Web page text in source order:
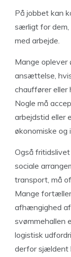
På jobbet kan
særligt for dem,
med arbejde.
Mange oplever
ansættelse,
chauffører eller
Nogle må
arbejdstid eller
økonomiske
Også
sociale
transport, må
Mange
afhængighed af
svømmehallen
logistisk
derfor sjældent